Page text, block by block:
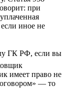
при
иное не
ГК РФ, если вы
имеет право не
— то